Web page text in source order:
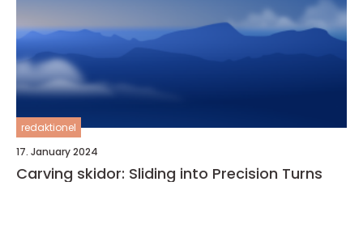
redaktionel
17. January 2024
Carving skidor: Sliding into Precision Turns